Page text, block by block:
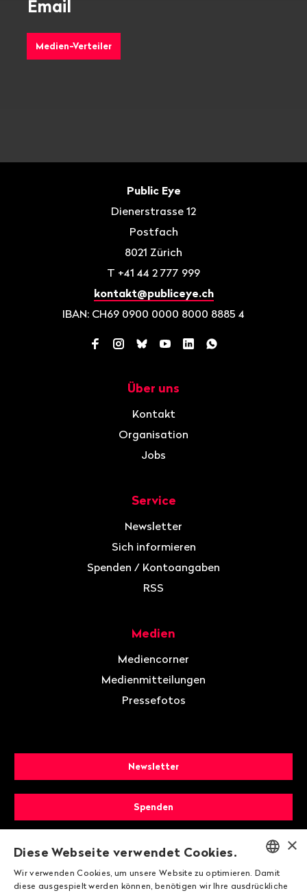
Email
Medien-Verteiler
Public Eye
Dienerstrasse 12
Postfach
8021 Zürich
T +41 44 2 777 999
kontakt@publiceye.ch
IBAN: CH69 0900 0000 8000 8885 4
Facebook
Instagram
BlueskyYouTube
LinkedInWhatsApp
Über uns
Kontakt
Organisation
Jobs
Service
Newsletter
Sich informieren
Spenden / Kontoangaben
RSS
Medien
Mediencorner
Medienmitteilungen
Pressefotos
Newsletter
Spenden
Mitglied werden
ENGLISH
×
Diese Webseite verwendet Cookies.
Wir verwenden Cookies, um unsere Website zu optimieren. Damit
diese ausgespielt werden können, benötigen wir Ihre ausdrückliche